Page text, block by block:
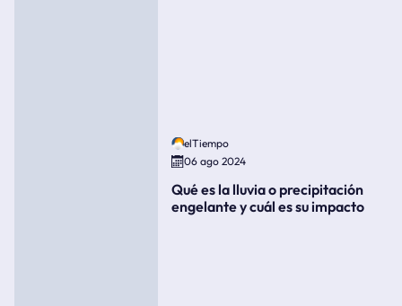
elTiempo
06 ago 2024
Qué es la lluvia o precipitación
engelante y cuál es su impacto